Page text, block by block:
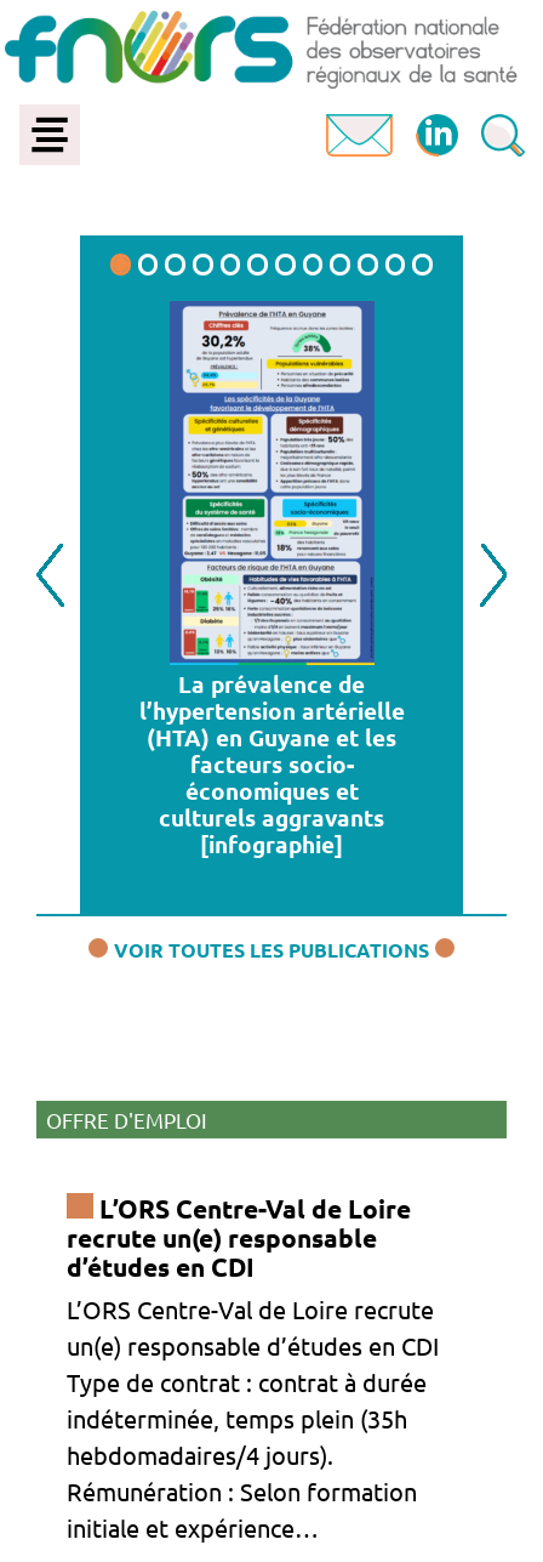
La prévalence de
l’hypertension artérielle
(HTA) en Guyane et les
facteurs socio-
économiques et
culturels aggravants
[infographie]
Previous Next
VOIR TOUTES LES PUBLICATIONS
OFFRE D'EMPLOI
L’ORS Centre-Val de Loire
recrute un(e) responsable
d’études en CDI
L’ORS Centre-Val de Loire recrute
un(e) responsable d’études en CDI
Type de contrat : contrat à durée
indéterminée, temps plein (35h
hebdomadaires/4 jours).
Rémunération : Selon formation
initiale et expérience…